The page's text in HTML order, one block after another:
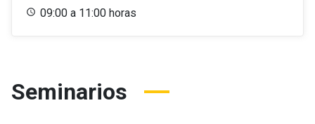
09:00 a 11:00 horas
Seminarios